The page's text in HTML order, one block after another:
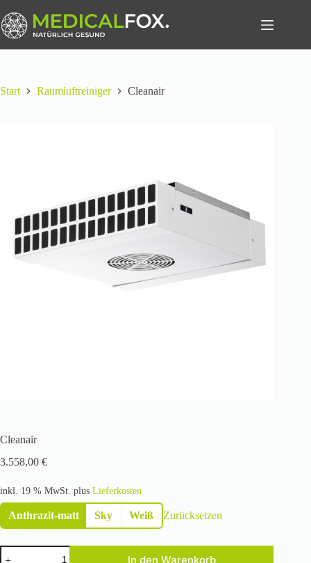
Inhalt
springen
Warenkorb
Start Raumluftreiniger Cleanair
Cleanair
3.558,00 €
inkl. 19 % MwSt. plus Lieferkosten
Anthrazit-matt Sky Weiß Zurücksetzen
Cleanair
In den Warenkorb